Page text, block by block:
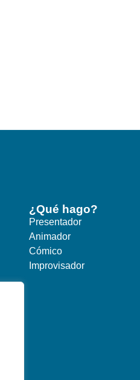
¿Qué hago?
Presentador
Animador
Cómico
Improvisador